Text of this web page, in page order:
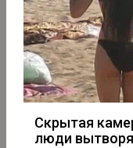
Скрытая
люди